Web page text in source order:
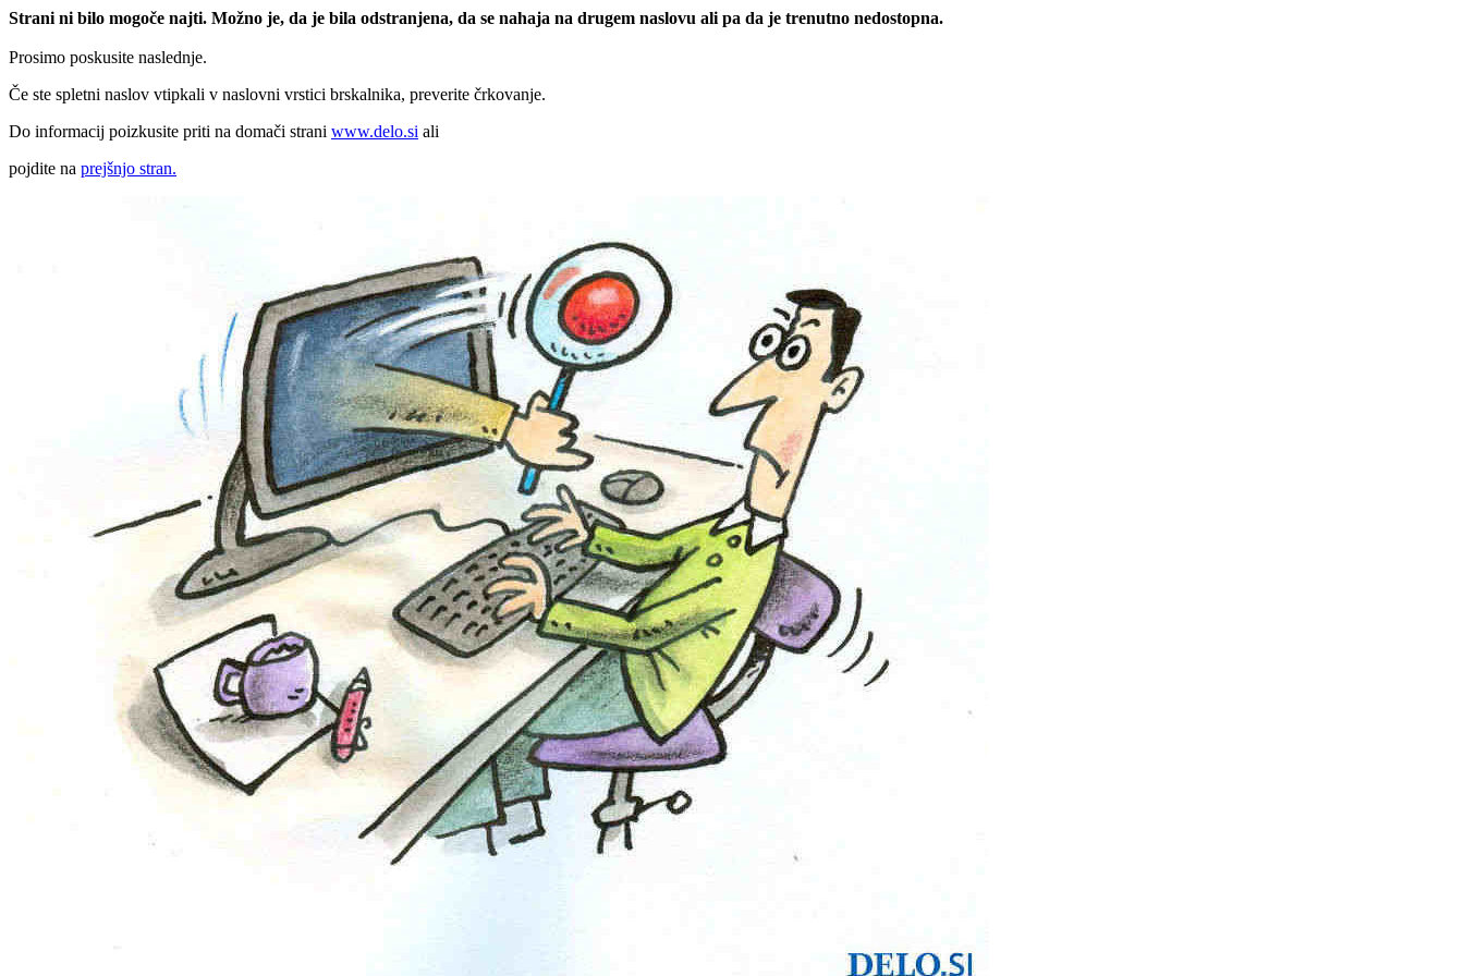
Strani ni bilo mogoče najti. Možno je, da je bila odstranjena, da se nahaja na drugem naslovu ali pa da je trenutno nedostopna.
Prosimo poskusite naslednje.
Če ste spletni naslov vtipkali v naslovni vrstici brskalnika, preverite črkovanje.
Do informacij poizkusite priti na domači strani www.delo.si ali
pojdite na prejšnjo stran.